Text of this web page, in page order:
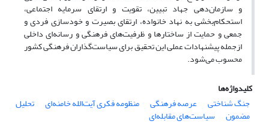
و سازمان‌دهی جهاد تبیین، تقویت و ارتقای سرمایه اجتماعی،
استحکام‌بخشی به نهاد خانواده، ارتقای بصیرت و خودسازی فردی و
جمعی و حمایت از ساختارها و ظرفیت‌های فرهنگی و رسانه‌ای داخلی
ازجمله پیشنهادات عملی این تحقیق برای سیاست‌گذاران فرهنگی کشور
محسوب می‌شود.
کلیدواژه‌ها
جنگ شناختی
عرصه فرهنگی منظومه فکری آیت‌الله خامنه‌ای تحلیل
مضمون
سیاست‌های مقابله‌ای